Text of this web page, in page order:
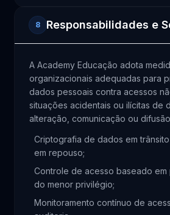
8 Responsabilidades e
A Academy Educação adota
organizacionais adequadas para
dados pessoais contra acessos
situações acidentais ou ilícitas de
alteração, comunicação ou
Criptografia de dados em
em repouso;
Controle de acesso baseado
do menor privilégio;
Monitoramento contínuo de